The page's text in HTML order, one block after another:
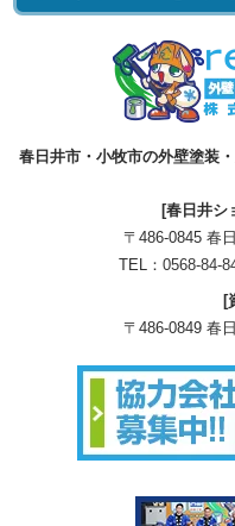
春日井市・小牧市の外壁塗装
[春日井シ
〒486-0845 春
TEL： 0568-84-
[
〒486-0849 春